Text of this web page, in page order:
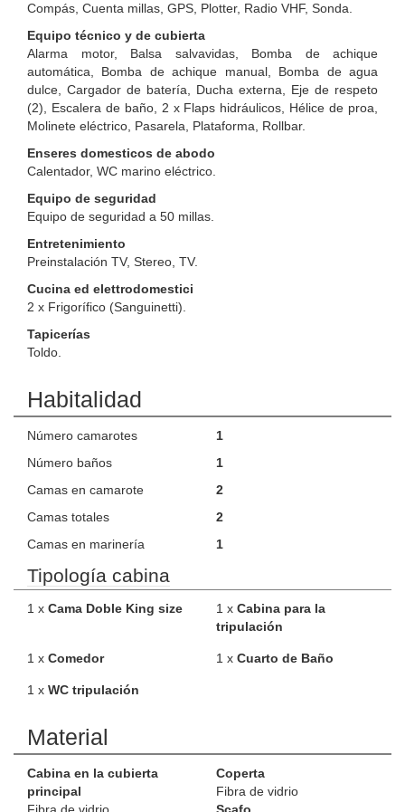
Compás, Cuenta millas, GPS, Plotter, Radio VHF, Sonda.
Equipo técnico y de cubierta
Alarma motor, Balsa salvavidas, Bomba de achique
automática, Bomba de achique manual, Bomba de agua
dulce, Cargador de batería, Ducha externa, Eje de respeto
(2), Escalera de baño, 2 x Flaps hidráulicos, Hélice de proa,
Molinete eléctrico, Pasarela, Plataforma, Rollbar.
Enseres domesticos de abodo
Calentador, WC marino eléctrico.
Equipo de seguridad
Equipo de seguridad a 50 millas.
Entretenimiento
Preinstalación TV, Stereo, TV.
Cucina ed elettrodomestici
2 x Frigorífico (Sanguinetti).
Tapicerías
Toldo.
Habitalidad
Número camarotes
1
Número baños
1
Camas en camarote
2
Camas totales
2
Camas en marinería
1
Tipología cabina
1 x Cama Doble King size 1 x Cabina para la
tripulación
1 x Comedor 1 x Cuarto de Baño
1 x WC tripulación
Material
Cabina en la cubierta
principal
Coperta
Fibra de vidrio